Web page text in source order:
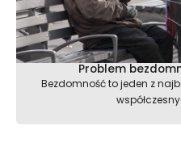
Problem
Bezdomność to jeden z